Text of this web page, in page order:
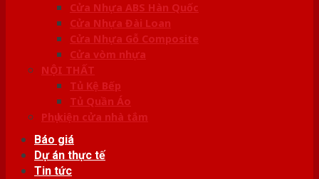
Cửa Nhựa ABS Hàn Quốc
Cửa Nhựa Đài Loan
Cửa Nhựa Gỗ Composite
Cửa vòm nhựa
NỘI THẤT
Tủ Kệ Bếp
Tủ Quần Áo
Phụ kiện cửa nhà tắm
Báo giá
Dự án thực tế
Tin tức